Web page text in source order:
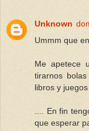
Unknown
Ummm que
Me apetece
tirarnos
libros y
.... En fin
que esperar